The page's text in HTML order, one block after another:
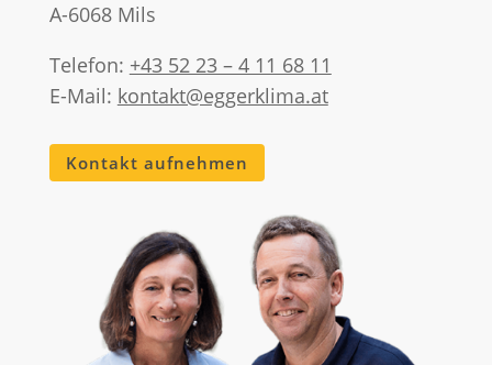
A-6068 Mils
Telefon: +43 52 23 – 4 11 68 11
E-Mail: kontakt@eggerklima.at
Kontakt aufnehmen